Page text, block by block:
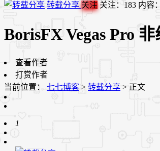
转载分享关注 关注： 183 内容：
BorisFX Vegas Pro
查看作者
打赏作者
当前位置： 七七博客 > 转载分享 > 正文
1